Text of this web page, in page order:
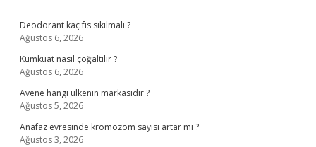
Deodorant kaç fıs sıkılmalı ?
Ağustos 6, 2026
Kumkuat nasıl çoğaltılır ?
Ağustos 6, 2026
Avene hangi ülkenin markasıdır ?
Ağustos 5, 2026
Anafaz evresinde kromozom sayısı artar mı ?
Ağustos 3, 2026